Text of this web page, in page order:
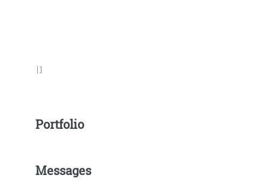
|]
Portfolio
Messages